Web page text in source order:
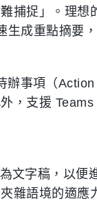
捕捉」。理
成重點摘要
事項（
，支援
文字稿，以便
雜語境的適應